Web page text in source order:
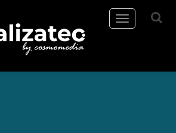
Toggle
navigation